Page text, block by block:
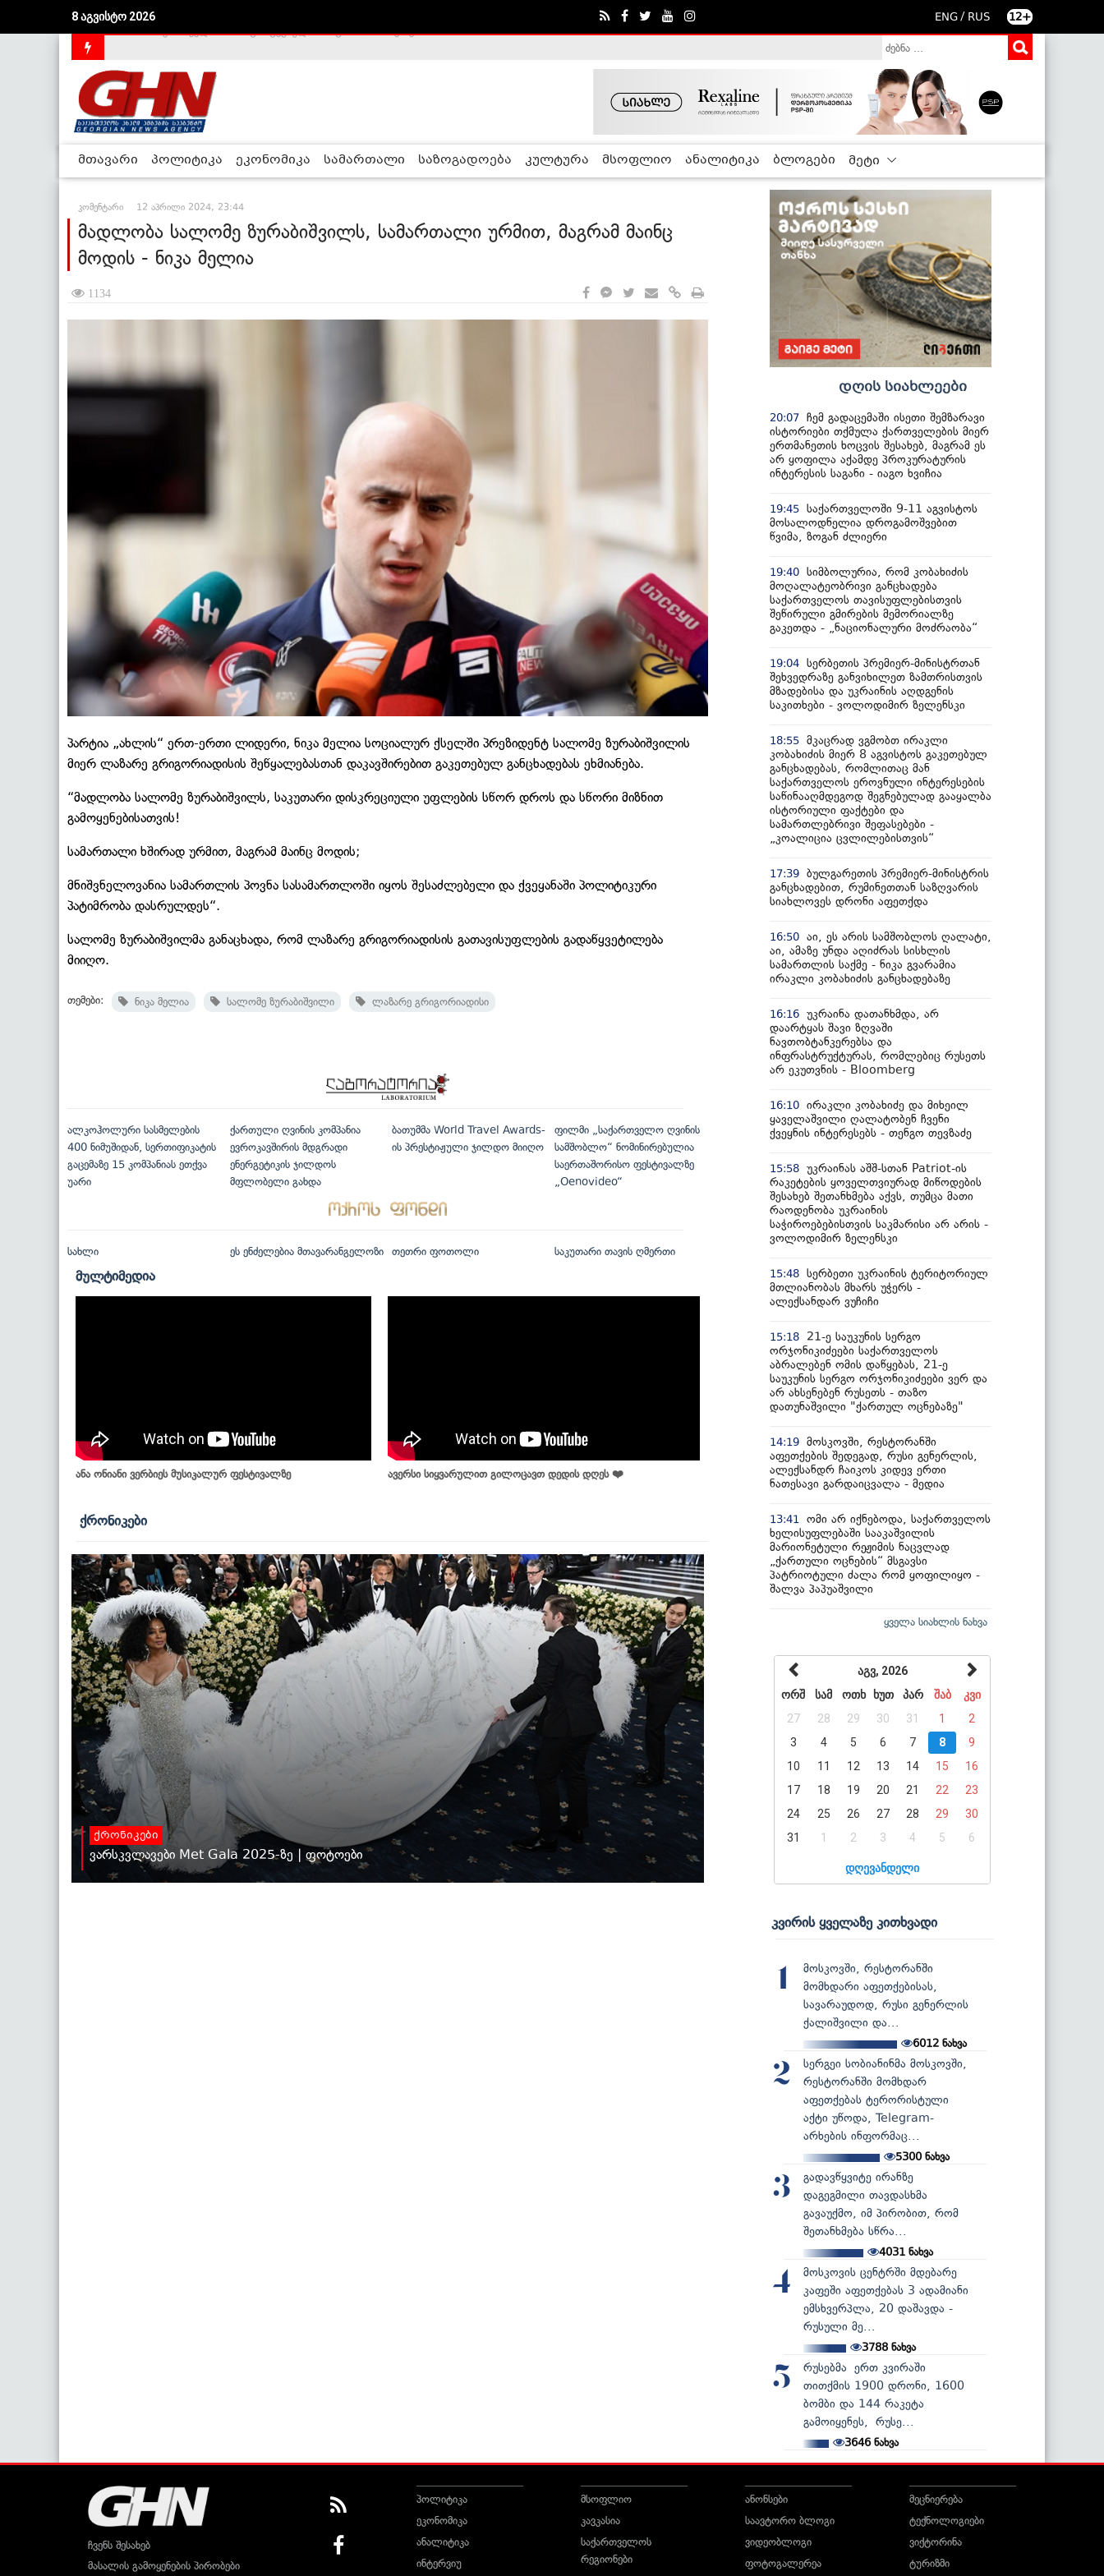
8 აგვისტო 2026 ENG / RUS 12+
მთავარი პოლიტიკა ეკონომიკა სამართალი საზოგადოება კულტურა მსოფლიო ანალიტიკა ბლოგები მეტი
კომენტარი 12 აპრილი 2024, 23:44
მადლობა სალომე ზურაბიშვილს, სამართალი ურმით, მაგრამ მაინც
მოდის - ნიკა მელია
1134
პარტია „ახლის“ ერთ-ერთი ლიდერი, ნიკა მელია სოციალურ ქსელში პრეზიდენტ სალომე ზურაბიშვილის
მიერ ლაზარე გრიგორიადისის შეწყალებასთან დაკავშირებით გაკეთებულ განცხადებას ეხმიანება.
“მადლობა სალომე ზურაბიშვილს, საკუთარი დისკრეციული უფლების სწორ დროს და სწორი მიზნით
გამოყენებისათვის!
სამართალი ხშირად ურმით, მაგრამ მაინც მოდის;
მნიშვნელოვანია სამართლის პოვნა სასამართლოში იყოს შესაძლებელი და ქვეყანაში პოლიტიკური
პატიმრობა დასრულდეს“.
სალომე ზურაბიშვილმა განაცხადა, რომ ლაზარე გრიგორიადისის გათავისუფლების გადაწყვეტილება
მიიღო.
თემები: ნიკა მელია სალომე ზურაბიშვილი ლაზარე გრიგორიადისი
ალკოჰოლური სასმელების
400 ნიმუშიდან, სერთიფიკატის
გაცემაზე 15 კომპანიას ეთქვა
უარი
ქართული ღვინის კომპანია
ევროკავშირის მდგრადი
ენერგეტიკის ჯილდოს
მფლობელი გახდა
ბათუმმა World Travel Awards-
ის პრესტიჟული ჯილდო მიიღო
ფილმი „საქართველო ღვინის
სამშობლო“ ნომინირებულია
საერთაშორისო ფესტივალზე
„Oenovideo“
სახლი ეს ენძელებია მთავარანგელოზი თეთრი ფოთოლი საკუთარი თავის ღმერთი
მულტიმედია
ანა ონიანი ვერბიეს მუსიკალურ ფესტივალზე ავერსი სიყვარულით გილოცავთ დედის დღეს ❤️
ქრონიკები
ქრონიკები
ვარსკვლავები Met Gala 2025-ზე | ფოტოები
დღის სიახლეები
20:07 ჩემ გადაცემაში ისეთი შემზარავი
ისტორიები თქმულა ქართველების მიერ
ერთმანეთის ხოცვის შესახებ, მაგრამ ეს
არ ყოფილა აქამდე პროკურატურის
ინტერესის საგანი - იაგო ხვიჩია
19:45 საქართველოში 9-11 აგვისტოს
მოსალოდნელია დროგამოშვებით
წვიმა, ზოგან ძლიერი
19:40 სიმბოლურია, რომ კობახიძის
მოღალატეობრივი განცხადება
საქართველოს თავისუფლებისთვის
შეწირული გმირების მემორიალზე
გაკეთდა - „ნაციონალური მოძრაობა“
19:04 სერბეთის პრემიერ-მინისტრთან
შეხვედრაზე განვიხილეთ ზამთრისთვის
მზადებისა და უკრაინის აღდგენის
საკითხები - ვოლოდიმირ ზელენსკი
18:55 მკაცრად ვგმობთ ირაკლი
კობახიძის მიერ 8 აგვისტოს გაკეთებულ
განცხადებას, რომლითაც მან
საქართველოს ეროვნული ინტერესების
საწინააღმდეგოდ შეგნებულად გააყალბა
ისტორიული ფაქტები და
სამართლებრივი შეფასებები -
„კოალიცია ცვლილებისთვის“
17:39 ბულგარეთის პრემიერ-მინისტრის
განცხადებით, რუმინეთთან საზღვარის
სიახლოვეს დრონი აფეთქდა
16:50 აი, ეს არის სამშობლოს ღალატი,
აი, ამაზე უნდა აღიძრას სისხლის
სამართლის საქმე - ნიკა გვარამია
ირაკლი კობახიძის განცხადებაზე
16:16 უკრაინა დათანხმდა, არ
დაარტყას შავი ზღვაში
ნავთობტანკერებსა და
ინფრასტრუქტურას, რომლებიც რუსეთს
არ ეკუთვნის - Bloomberg
16:10 ირაკლი კობახიძე და მიხეილ
ყაველაშვილი ღალატობენ ჩვენი
ქვეყნის ინტერესებს - თენგო თევზაძე
15:58 უკრაინას აშშ-სთან Patriot-ის
რაკეტების ყოველთვიურად მიწოდების
შესახებ შეთანხმება აქვს, თუმცა მათი
რაოდენობა უკრაინის
საჭიროებებისთვის საკმარისი არ არის -
ვოლოდიმირ ზელენსკი
15:48 სერბეთი უკრაინის ტერიტორიულ
მთლიანობას მხარს უჭერს -
ალექსანდარ ვუჩიჩი
15:18
21-ე საუკუნის სერგო
ორჯონიკიძეები საქართველოს
აბრალებენ ომის დაწყებას, 21-ე
საუკუნის სერგო ორჯონიკიძეები ვერ და
არ ახსენებენ რუსეთს - თაზო
დათუნაშვილი "ქართულ ოცნებაზე"
14:19 მოსკოვში, რესტორანში
აფეთქების შედეგად, რუსი გენერლის,
ალექსანდრ ჩაიკოს კიდევ ერთი
ნათესავი გარდაიცვალა - მედია
13:41
ომი არ იქნებოდა, საქართველოს
ხელისუფლებაში სააკაშვილის
მარიონეტული რეჟიმის ნაცვლად
„ქართული ოცნების“ მსგავსი
პატრიოტული ძალა რომ ყოფილიყო -
შალვა პაპუაშვილი
ყველა სიახლის ნახვა
აგვ, 2026
ორშ
სამ ოთხ ხუთ პარ შაბ
კვი
27
28 29 30 31 1
2
3
4 5 6 7 8
9
10
11 12 13 14 15
16
17
18 19 20 21 22
23
24
25 26 27 28 29
30
31
1 2 3 4 5 6
დღევანდელი
კვირის ყველაზე კითხვადი
1
მოსკოვში, რესტორანში
მომხდარი აფეთქებისას,
სავარაუდოდ, რუსი გენერლის
ქალიშვილი და...
6012 ნახვა
2
სერგეი სობიანინმა მოსკოვში,
რესტორანში მომხდარ
აფეთქებას ტერორისტული
აქტი უწოდა, Telegram-
არხების ინფორმაც...
5300ნახვა
3
გადავწყვიტე ირანზე
დაგეგმილი თავდასხმა
გავაუქმო, იმ პირობით, რომ
შეთანხმება სწრა...
4031ნახვა
4
მოსკოვის ცენტრში მდებარე
კაფეში აფეთქებას 3 ადამიანი
ემსხვერპლა, 20 დაშავდა -
რუსული მე...
3788ნახვა
5
რუსებმა ერთ კვირაში
თითქმის 1900 დრონი, 1600
ბომბი და 144 რაკეტა
გამოიყენეს, რუსე...
3646ნახვა
ჩვენს შესახებ
მასალის გამოყენების პირობები
პოლიტიკა
ეკონომიკა
ანალიტიკა
ინტერვიუ
მსოფლიო
კავკასია
საქართველოს
რეგიონები
ანონსები
საავტორო ბლოგი
ვიდეობლოგი
ფოტოგალერეა
მეცნიერება
ტექნოლოგიები
ვიქტორინა
ტურიზმი